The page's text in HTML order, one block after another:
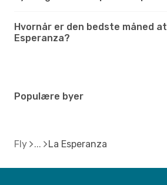
Hvornår er den bedste måned
Esperanza?
Populære byer
Fly La Esperanza